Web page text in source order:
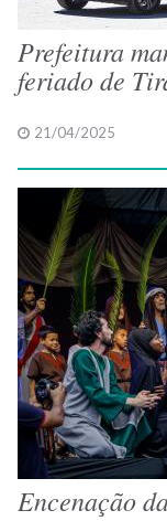
Prefeitura
feriado de
21/04/2025
Encenação